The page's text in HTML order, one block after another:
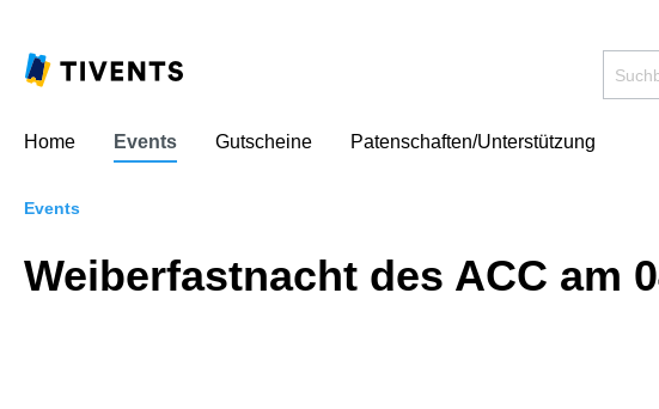
Home Events Gutscheine Patenschaften/Unterstützung
Events
Weiberfastnacht des ACC am